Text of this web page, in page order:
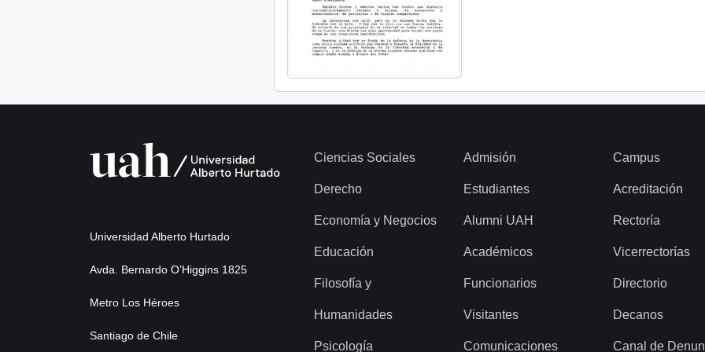
Universidad Alberto Hurtado
Avda. Bernardo O’Higgins 1825
Metro Los Héroes
Santiago de Chile
Ciencias Sociales
Derecho
Economía y Negocios
Educación
Filosofía y
Humanidades
Psicología
Admisión
Estudiantes
Alumni UAH
Académicos
Funcionarios
Visitantes
Comunicaciones
Campus
Acreditación
Rectoría
Vicerrectorías
Directorio
Decanos
Canal de